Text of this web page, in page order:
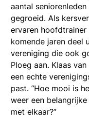
aantal
gegroeid. Als
ervaren
komende jaren deel
vereniging die ook
Ploeg aan. Klaas
een echte
past. “Hoe mooi is
weer een
met elkaar?”